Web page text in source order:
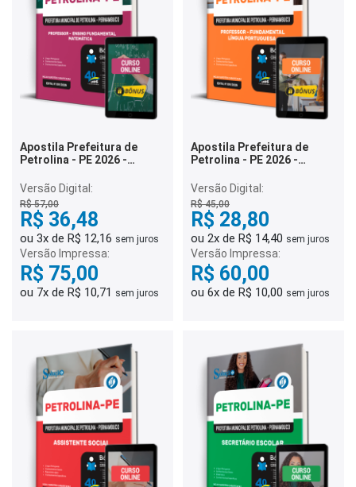
Apostila Prefeitura de
Petrolina - PE 2026 -
do Ensino Fundamental –
Matemática
Versão Digital:
R$ 57,00
R$ 36,48
ou 3x de R$ 12,16 sem juros
Versão Impressa:
R$ 75,00
ou 7x de R$ 10,71 sem juros
Apostila Prefeitura de
Petrolina - PE 2026 -
do Ensino Fundamental –
Língua Portuguesa
Versão Digital:
R$ 45,00
R$ 28,80
ou 2x de R$ 14,40 sem juros
Versão Impressa:
R$ 60,00
ou 6x de R$ 10,00 sem juros